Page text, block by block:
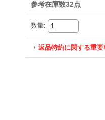
参考在庫数32点
数量:
返品特約に関する重要